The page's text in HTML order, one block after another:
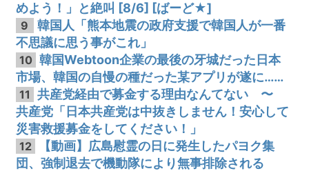
めよう！」と絶叫 [8/6] [ばーど★]
9
韓国人「熊本地震の政府支援で韓国人が一番
不思議に思う事がこれ」
10 韓国Webtoon企業の最後の牙城だった日本
市場、韓国の自慢の種だった某アプリが遂に……
11
共産党経由で募金する理由なんてない 〜
共産党「日本共産党は中抜きしません！安心して
災害救援募金をしてください！」
12
【動画】広島慰霊の日に発生したパヨク集
団、強制退去で機動隊により無事排除される